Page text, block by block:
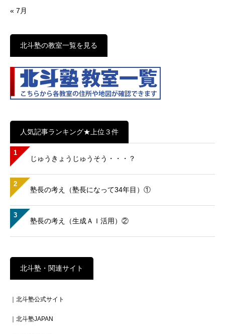
« 7月
北斗塾の教室一覧を見る
人気記事ランキング★上位３件
1
じゅうきょうじゅうそう・・・？
2
塾長の考え（塾長になって34年目）①
3
塾長の考え（生成ＡＩ活用）②
北斗塾・関連サイト
｜北斗塾公式サイト
｜北斗塾JAPAN